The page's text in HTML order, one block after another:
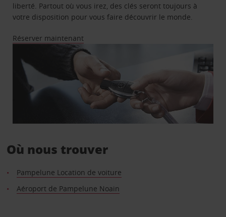
liberté. Partout où vous irez, des clés seront toujours à
votre disposition pour vous faire découvrir le monde.
Réserver maintenant
Où nous trouver
Pampelune Location de voiture
Aéroport de Pampelune Noain